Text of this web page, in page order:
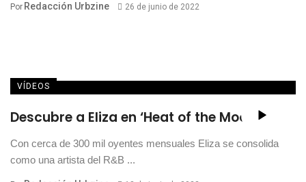
Por Redacción Urbzine 26 de junio de 2022
VÍDEOS
Descubre a Eliza en ‘Heat of the Moon’
Con cerca de 300 mil oyentes mensuales Eliza se consolida
como una artista del R&B ...